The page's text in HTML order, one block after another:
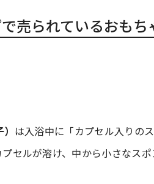
売られているおもち
は入浴中に「カプセル入りの
セルが溶け、中から小さなス